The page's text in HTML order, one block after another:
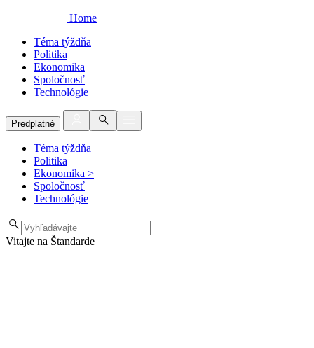
Home
Téma týždňa
Politika
Ekonomika
Spoločnosť
Technológie
Predplatné
Téma týždňa
Politika
Ekonomika >
Spoločnosť
Technológie
Vitajte na Štandarde